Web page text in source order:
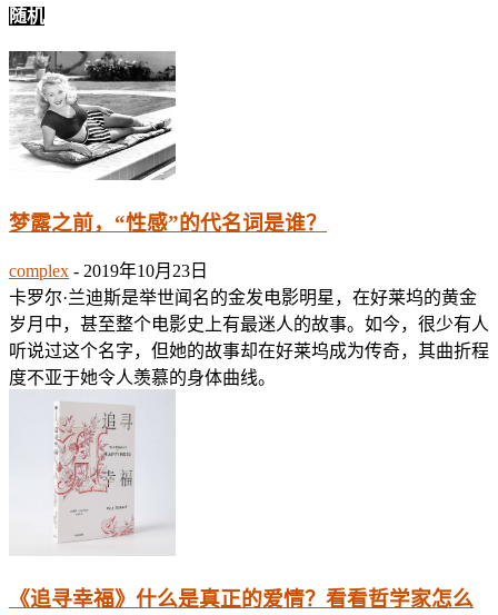
随机
梦露之前，“性感”的代名词是谁？
complex - 2019年10月23日
卡罗尔·兰迪斯是举世闻名的金发电影明星，在好莱坞的黄金
岁月中，甚至整个电影史上有最迷人的故事。如今，很少有人
听说过这个名字，但她的故事却在好莱坞成为传奇，其曲折程
度不亚于她令人羡慕的身体曲线。
《追寻幸福》什么是真正的爱情？看看哲学家怎么